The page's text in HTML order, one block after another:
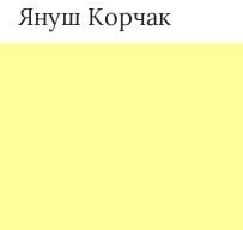
Януш Корчак